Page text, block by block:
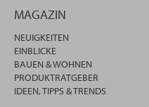
MAGAZIN
NEUIGKEITEN
EINBLICKE
BAUEN & WOHNEN
PRODUKTRATGEBER
IDEEN, TIPPS & TRENDS